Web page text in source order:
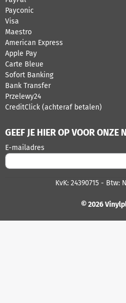
Payconic
Visa
Maestro
American Express
Apple Pay
Carte Bleue
Sofort Banking
Bank Transfer
Przelewy24
CreditClick (achteraf betalen)
GEEF JE HIER OP VOOR ONZE
E-mailadres
KvK: 24390715 - Btw:
© 2026